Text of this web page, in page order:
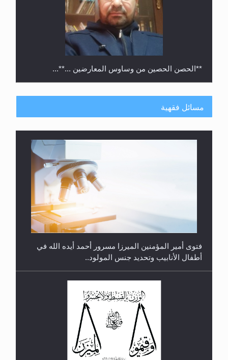
**الحصن الحصين من وساوس المعارضين ...**...
رأيٌ في لغة المسيح الموعود عليه السلام.. 4...
مسائل فقهية
فتوى أمير المؤمنين الميرزا مسرور أحمد أيده الله في
أطفال الأنابيب وتحديد جنس المولود..